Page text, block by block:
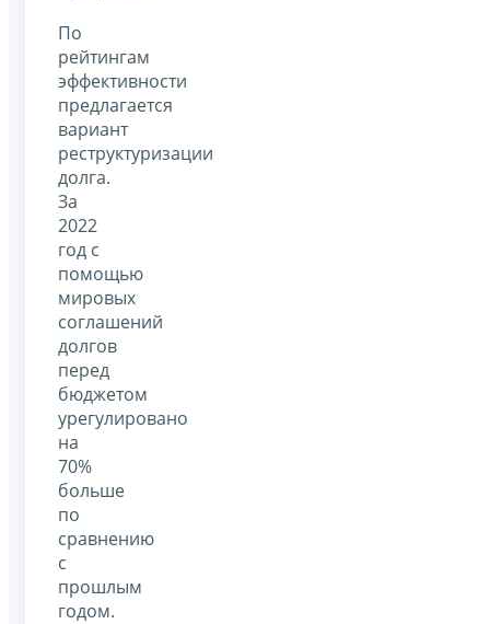
По
рейтингам
эффективности
предлагается
вариант
реструктуризации
долга.
За
2022
год с
помощью
мировых
соглашений
долгов
перед
бюджетом
урегулировано
на
70%
больше
по
сравнению
с
прошлым
годом.